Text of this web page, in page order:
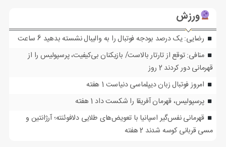
ورزش
رضایی: یک درصد بودجه فوتبال را به والیبال نشسته بدهید 6 ساعت
منافی: توقع از تارتار بالاست/ بازیکنان بی‌کیفیت، پرسپولیس را از
قهرمانی دور کردند 2 روز
امروز فوتبال زبان دیپلماسی دنیاست 1 هفته
پرسپولیس، قهرمان آفریقا را شکست داد 1 هفته
قهرمانی نفس‌گیر اسپانیا با تعویض‌های طلایی دلافوئنته؛ آرژانتین و
مسی قربانی کوسه شدند 2 هفته